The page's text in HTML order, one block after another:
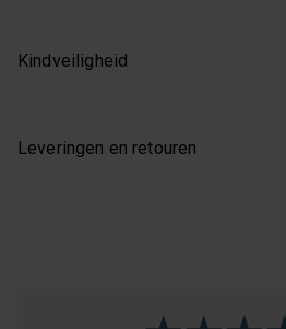
Kindveiligheid
Leveringen en retouren